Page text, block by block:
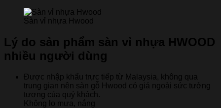
Sàn vỉ nhựa Hwood
Lý do sản phẩm sàn vỉ nhựa HWOOD
nhiều người dùng
Được nhập khẩu trực tiếp từ Malaysia, không qua
trung gian nên sàn gỗ Hwood có giá ngoài sức tưởng
tượng của quý khách.
Không lo mưa, nắng